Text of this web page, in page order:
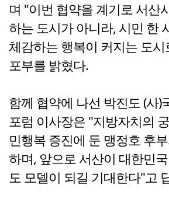
며 "이번 협약을 계기로 서산
하는 도시가 아니라, 시민 한
체감하는 행복이 커지는 도
포부를 밝혔다.
함께 협약에 나선 박진도 (사)
포럼 이사장은 "지방자치의
민행복 증진에 둔 맹정호 후
하며, 앞으로 서산이 대한민
도 모델이 되길 기대한다"고